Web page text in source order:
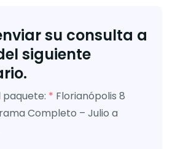
su consulta a
siguiente
* Florianópolis 8
Completo – Julio a